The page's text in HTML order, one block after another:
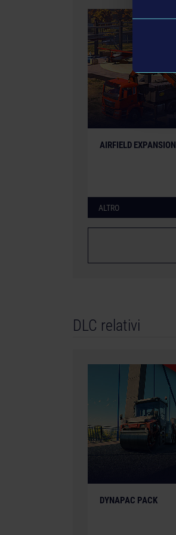
AIRFIELD EXPANSION
ALTRO
DLC relativi
DYNAPAC PACK